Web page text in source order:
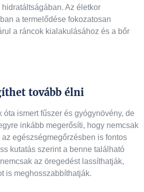
Az életkor
a termelődése fokozatosan
a ráncok kialakulásához és a bőr
tovább élni
óta ismert fűszer és gyógynövény, de
inkább megerősíti, hogy nemcsak
egészségmegőrzésben is fontos
kutatás szerint a benne található
az öregedést lassíthatják,
is meghosszabbíthatják.